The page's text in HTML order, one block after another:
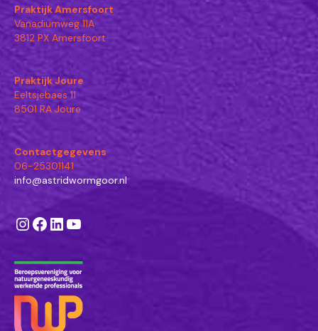
Praktijk Amersfoort
Vanadiumweg 11A
3812 PX Amersfoort
Praktijk Joure
Eeltsjebaes 11
8501 RA Joure
Contactgegevens
06-25301141
info@astridwormgoor.nl
Instagram
Facebook
LinkedIn
YouTube